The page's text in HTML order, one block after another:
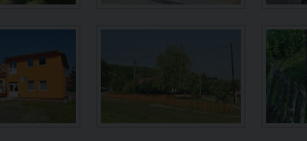
Informácia o prebehu UK
Program